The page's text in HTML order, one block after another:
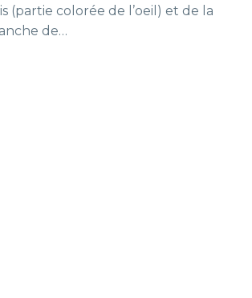
(partie colorée de l’oeil) et de la
de…